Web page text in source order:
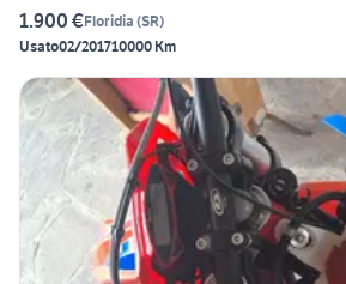
1.900 €Floridia (SR)
Usato02/201710000 Km